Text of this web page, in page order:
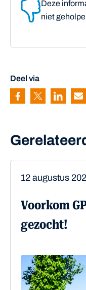
Deze
niet
Deel via
Pagina delen via
Pagina
12 augustus
Voorkom
gezocht!